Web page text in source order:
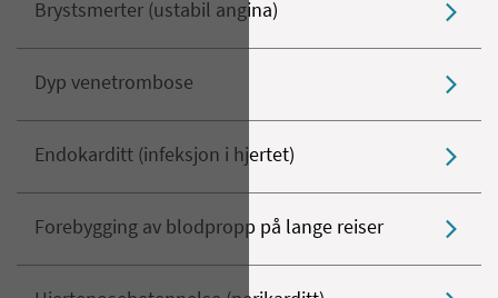
Brystsmerter (ustabil angina)
Dyp venetrombose
Endokarditt (infeksjon i hjertet)
Forebygging av blodpropp på lange reiser